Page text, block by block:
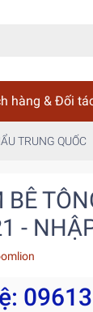
hàng & Đối
TRUNG QUỐC
BÊ
-